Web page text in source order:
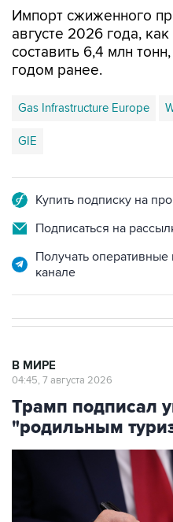
Импорт сжиженного
августе 2026 года,
составить 6,4 млн
годом ранее.
Gas Infrastructure Europe
GIE
Купить подписку на
Подписаться на
Получать
канале
В МИРЕ
04:45, 7 августа 2026
Трамп подписал
"родильным